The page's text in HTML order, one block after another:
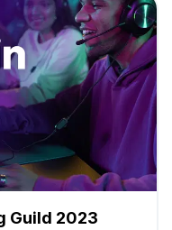
Guild 2023